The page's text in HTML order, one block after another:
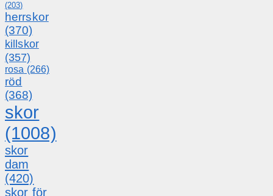
(203)
herrskor
(370)
killskor
(357)
rosa (266)
röd
(368)
skor
(1008)
skor
dam
(420)
skor för